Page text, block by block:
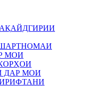
ШАРТНОМАИ
МОИ
ДАР МОИ